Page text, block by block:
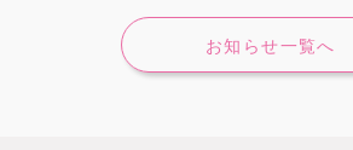
お知らせ一覧へ